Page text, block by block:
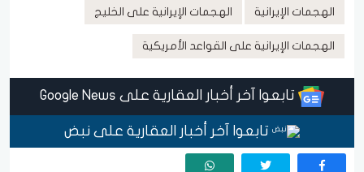
الهجمات الإيرانية الهجمات الإيرانية على الخليج
الهجمات الإيرانية على القواعد الأمريكية
تابعوا آخر أخبار العقارية على Google News
تابعوا آخر أخبار العقارية على نبض